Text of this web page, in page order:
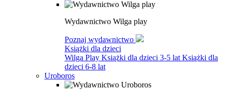
Wydawnictwo Wilga play
Poznaj wydawnictwo
Książki dla dzieci
Wilga Play Książki dla dzieci 3-5 lat Książki dla
dzieci 6-8 lat
Uroboros